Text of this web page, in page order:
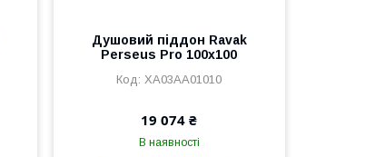
Душовий піддон Ravak
Perseus Pro 100x100
XA03AA01010
19 074 ₴
В наявності